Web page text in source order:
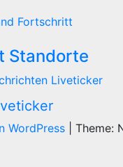
Fortschritt
Standorte
Liveticker
WordPress Theme: